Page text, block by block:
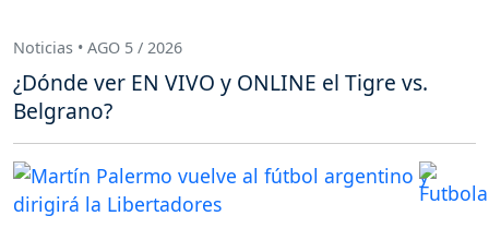
Noticias • AGO 5 / 2026
¿Dónde ver EN VIVO y ONLINE el Tigre vs.
Belgrano?